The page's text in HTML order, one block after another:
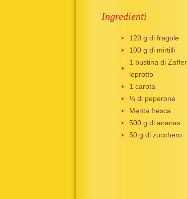
Ingredienti
120 g di fragole
100 g di mirtilli
1 bustina di
leprotto
1 carota
¼ di peperone
Menta fresca
500 g di ananas
50 g di zucchero